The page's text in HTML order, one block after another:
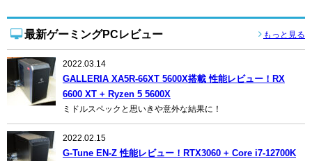
最新ゲーミングPCレビュー もっと見る
2022.03.14
GALLERIA XA5R-66XT 5600X搭載 性能レビュー！RX
6600 XT + Ryzen 5 5600X
ミドルスペックと思いきや意外な結果に！
2022.02.15
G-Tune EN-Z 性能レビュー！RTX3060 + Core i7-12700K